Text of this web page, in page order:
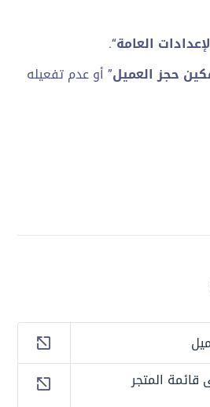
العامة“.
حجز العميل” أو عدم تفعيله
قائمة المتجر